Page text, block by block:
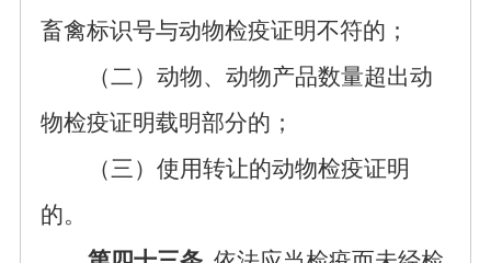
畜禽标识号与动物检疫证明不符的；
（二）动物、动物产品数量超出动
物检疫证明载明部分的；
（三）使用转让的动物检疫证明
的。